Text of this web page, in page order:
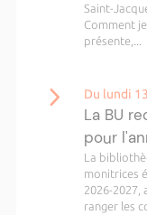
Saint-
Comment
présente,...
Du lundi
La BU
pour
La
monitrices
2026-2027,
ranger les